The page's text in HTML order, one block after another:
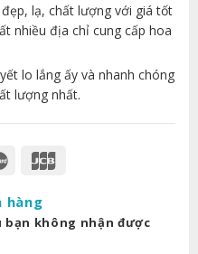
lạ, chất lượng với giá tốt
nhiều địa chỉ cung cấp hoa
lo lắng ấy và nhanh chóng
lượng nhất.
hàng
bạn không nhận được